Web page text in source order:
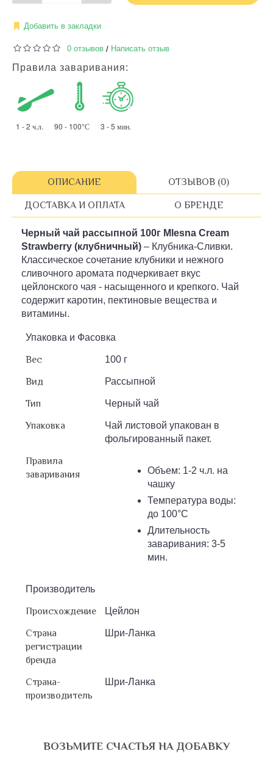
Добавить в закладки
0 отзывов / Написать отзыв
Правила заваривания:
1 - 2 ч.л. 90 - 100°С 3 - 5 мин.
ОПИСАНИЕ ОТЗЫВОВ (0)
ДОСТАВКА И ОПЛАТА О БРЕНДЕ
Черный чай рассыпной 100г Mlesna Cream
Strawberry (клубничный) – Клубника-Сливки.
Классическое сочетание клубники и нежного
сливочного аромата подчеркивает вкус
цейлонского чая - насыщенного и крепкого. Чай
содержит каротин, пектиновые вещества и
витамины.
Упаковка и Фасовка
Вес 100 г
Вид Рассыпной
Тип Черный чай
Упаковка
Чай листовой упакован в
фольгированный пакет.
Правила
заваривания
Объем: 1-2 ч.л. на
чашку
Температура воды:
до 100°С
Длительность
заваривания: 3-5
мин.
Производитель
Происхождение Цейлон
Страна
регистрации
бренда
Шри-Ланка
Страна-
производитель
Шри-Ланка
ВОЗЬМИТЕ СЧАСТЬЯ НА ДОБАВКУ